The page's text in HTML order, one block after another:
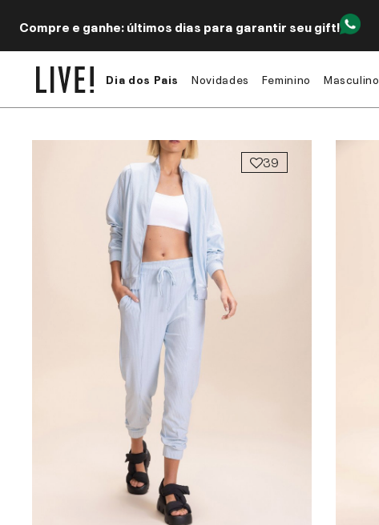
Compre e ganhe: últimos dias para garantir seu gift!
Dia dos Pais Novidades Feminino Masculino
39